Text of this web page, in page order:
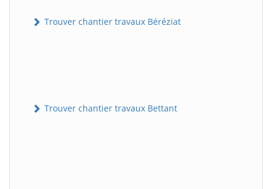
Trouver chantier travaux Béréziat
Trouver chantier travaux Bettant